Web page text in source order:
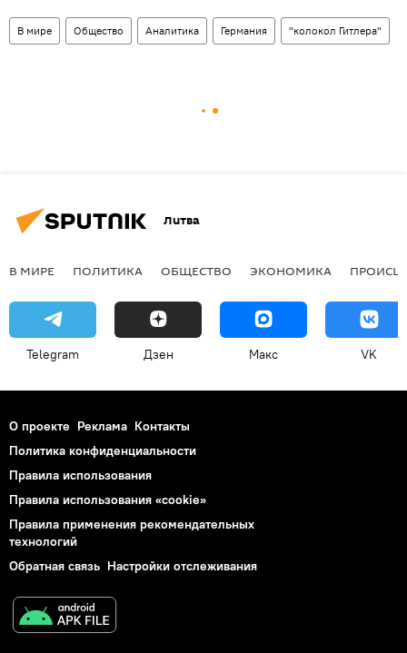
В мире Общество Аналитика Германия "колокол Гитлера"
Литва
В МИРЕ ПОЛИТИКА ОБЩЕСТВО ЭКОНОМИКА
Telegram Дзен Макс VK
О проекте Реклама Контакты
Политика конфиденциальности
Правила использования
Правила использования «cookie»
Правила применения рекомендательных
технологий
Обратная связь Настройки отслеживания